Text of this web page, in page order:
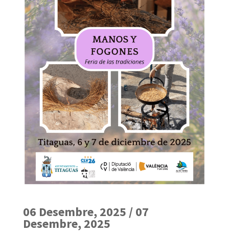
06 Desembre, 2025 / 07
Desembre, 2025